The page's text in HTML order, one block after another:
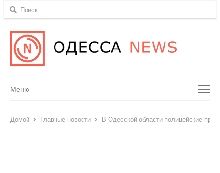
Найти:
Menu
Меню
Домой Главные новости В Одесской области полицейские